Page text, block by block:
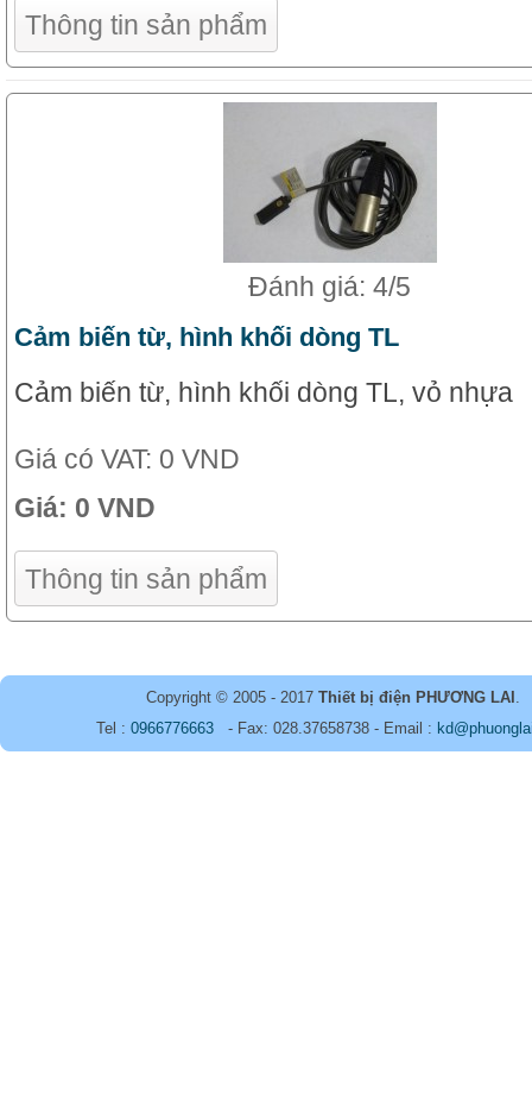
Thông tin sản phẩm
Đánh giá: 4/5
Cảm biến từ, hình khối dòng TL
Cảm biến từ, hình khối dòng TL, vỏ nhựa
Giá có VAT: 0 VND
Giá: 0 VND
Thông tin sản phẩm
Copyright © 2005 - 2017 Thiết bị điện PHƯƠNG LAI .
Tel : 0966776663 - Fax: 028.37658738 - Email :